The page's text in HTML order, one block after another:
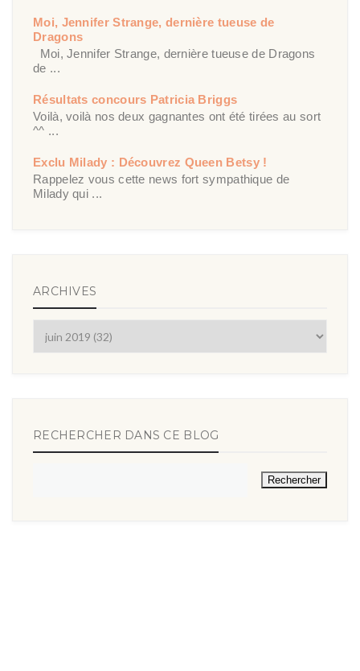
Moi, Jennifer Strange, dernière tueuse de
Dragons
Moi, Jennifer Strange, dernière tueuse de Dragons
de ...
Résultats concours Patricia Briggs
Voilà, voilà nos deux gagnantes ont été tirées au sort
^^ ...
Exclu Milady : Découvrez Queen Betsy !
Rappelez vous cette news fort sympathique de
Milady qui ...
ARCHIVES
RECHERCHER DANS CE BLOG